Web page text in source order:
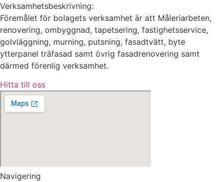
Verksamhetsbeskrivning:
Föremålet för bolagets verksamhet är att Måleriarbeten,
renovering, ombyggnad, tapetsering, fastighetsservice,
golvläggning, murning, putsning, fasadtvätt, byte
ytterpanel träfasad samt övrig fasadrenovering samt
därmed förenlig verksamhet.
Hitta till oss
Navigering